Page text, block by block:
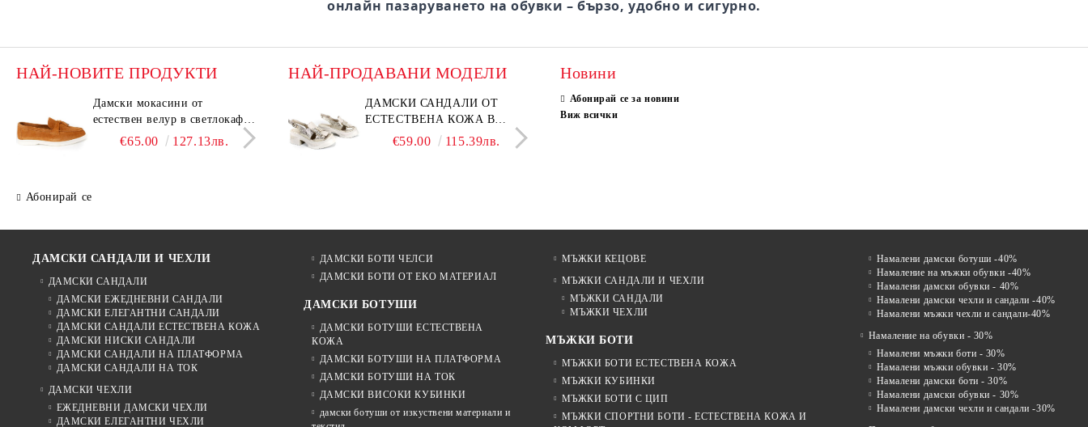
онлайн пазаруването на обувки – бързо, удобно и сигурно.
НАЙ-НОВИТЕ ПРОДУКТИ
Дамски мокасини от
естествен велур в светлокафяв
цвят – Vero Lume
€65.00 127.13лв.
Дамски мокасини от
естествен велур в тъмнокафяв
цвят – Vero Lume
€65.00 127.13лв.
Дамски сандали от естествен
велур в светло кафяво
Абонирай се
НАЙ-ПРОДАВАНИ МОДЕЛИ
ДАМСКИ САНДАЛИ ОТ
ЕСТЕСТВЕНА КОЖА В
БЕЖОВО– МОДЕЛ NOVA.
€59.00 115.39лв.
ELIA MOVE – БЕЛИ
ДАМСКИ ЛЕТНИ ОБУВКИ
Новини
Абонирай се за новини
Виж всички
ДАМСКИ САНДАЛИ И ЧЕХЛИ
ДАМСКИ САНДАЛИ
ДАМСКИ ЕЖЕДНЕВНИ САНДАЛИ
ДАМСКИ ЕЛЕГАНТНИ САНДАЛИ
ДАМСКИ САНДАЛИ ЕСТЕСТВЕНА КОЖА
ДАМСКИ НИСКИ САНДАЛИ
ДАМСКИ САНДАЛИ НА ПЛАТФОРМА
ДАМСКИ САНДАЛИ НА ТОК
ДАМСКИ ЧЕХЛИ
ЕЖЕДНЕВНИ ДАМСКИ ЧЕХЛИ
ДАМСКИ ЕЛЕГАНТНИ ЧЕХЛИ
ДАМСКИ БОТИ ЧЕЛСИ
ДАМСКИ БОТИ ОТ EKO МАТЕРИАЛ
ДАМСКИ БОТУШИ
ДАМСКИ БОТУШИ ЕСТЕСТВЕНА
КОЖА
ДАМСКИ БОТУШИ НА ПЛАТФОРМА
ДАМСКИ БОТУШИ НА ТОК
ДАМСКИ ВИСОКИ КУБИНКИ
дамски ботуши от изкуствени материали и
МЪЖКИ КЕЦОВЕ
МЪЖКИ САНДАЛИ И ЧЕХЛИ
МЪЖКИ САНДАЛИ
МЪЖКИ ЧЕХЛИ
МЪЖКИ БОТИ
МЪЖКИ БОТИ ЕСТЕСТВЕНА КОЖА
МЪЖКИ КУБИНКИ
МЪЖКИ БОТИ С ЦИП
МЪЖКИ СПОРТНИ БОТИ - ЕСТЕСТВЕНА КОЖА И
Намалени дамски ботуши -40%
Намаление на мъжки обувки -40%
Намалени дамски обувки - 40%
Намалени дамски чехли и сандали -40%
Намалени мъжки чехли и сандали-40%
Намаление на обувки - 30%
Намалени мъжки боти - 30%
Намалени мъжки обувки - 30%
Намалени дамски боти - 30%
Намалени дамски обувки - 30%
Намалени дамски чехли и сандали -30%